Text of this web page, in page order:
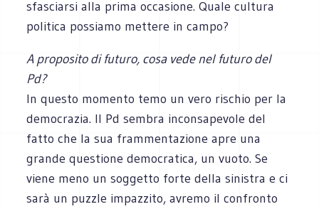
sfasciarsi alla prima occasione. Quale cultura
politica possiamo mettere in campo?
A proposito di futuro, cosa vede nel futuro del
Pd?
In questo momento temo un vero rischio per la
democrazia. Il Pd sembra inconsapevole del
fatto che la sua frammentazione apre una
grande questione democratica, un vuoto. Se
viene meno un soggetto forte della sinistra e ci
sarà un puzzle impazzito, avremo il confronto